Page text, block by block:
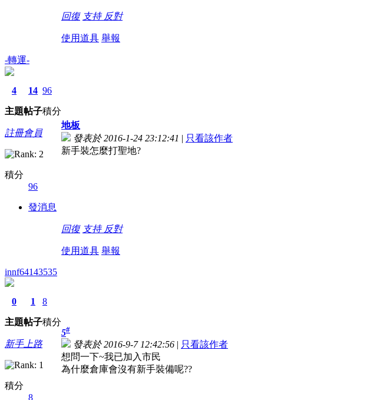
回復 支持 反對
使用道具 舉報
-轉運-
4
主題
14
帖子
96
積分
註冊會員
積分
96
發消息
地板
發表於 2016-1-24 23:12:41 | 只看該作者
新手裝怎麼打聖地?
回復 支持 反對
使用道具 舉報
innf64143535
0
主題
1
帖子
8
積分
新手上路
積分
8
5#
發表於 2016-9-7 12:42:56 | 只看該作者
想問一下~我已加入市民
為什麼倉庫會沒有新手裝備呢??